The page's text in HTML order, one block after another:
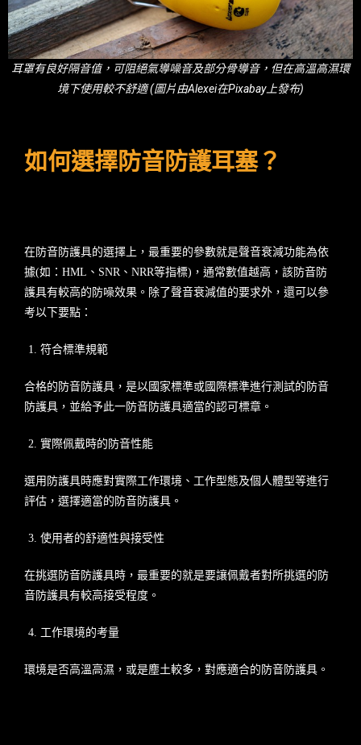
耳罩有良好隔音值，可阻絕氣導噪音及部分骨導音，但在高溫高濕環
境下使用較不舒適 (圖片由Alexei在Pixabay上發布)
如何選擇防音防護耳塞？
在防音防護具的選擇上，最重要的參數就是聲音衰減功能為依
據(如：HML、SNR、NRR等指標)，通常數值越高，該防音防
護具有較高的防噪效果。除了聲音衰減值的要求外，還可以參
考以下要點：
符合標準規範
合格的防音防護具，是以國家標準或國際標準進行測試的防音
防護具，並給予此一防音防護具適當的認可標章。
實際佩戴時的防音性能
選用防護具時應對實際工作環境、工作型態及個人體型等進行
評估，選擇適當的防音防護具。
使用者的舒適性與接受性
在挑選防音防護具時，最重要的就是要讓佩戴者對所挑選的防
音防護具有較高接受程度。
工作環境的考量
環境是否高溫高濕，或是塵土較多，對應適合的防音防護具。